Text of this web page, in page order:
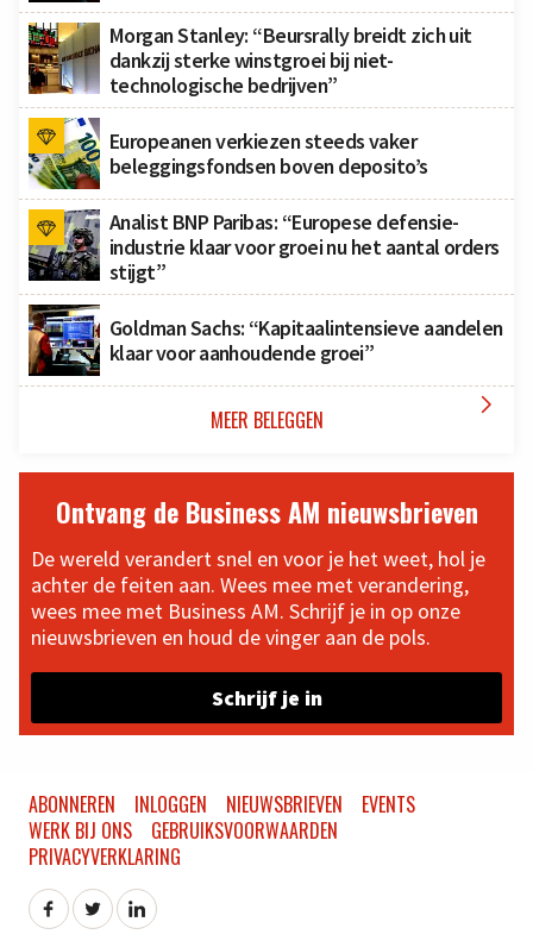
Morgan Stanley: “Beursrally breidt zich uit
dankzij sterke winstgroei bij niet-
technologische bedrijven”
Europeanen verkiezen steeds vaker
beleggingsfondsen boven deposito’s
Analist BNP Paribas: “Europese defensie-
industrie klaar voor groei nu het aantal orders
stijgt”
Goldman Sachs: “Kapitaalintensieve aandelen
klaar voor aanhoudende groei”
MEER BELEGGEN 
Ontvang de Business AM nieuwsbrieven
De wereld verandert snel en voor je het weet, hol je
achter de feiten aan. Wees mee met verandering,
wees mee met Business AM. Schrijf je in op onze
nieuwsbrieven en houd de vinger aan de pols.
Schrijf je in
ABONNEREN INLOGGEN NIEUWSBRIEVEN
EVENTS
WERK BIJ ONS
GEBRUIKSVOORWAARDEN
PRIVACYVERKLARING